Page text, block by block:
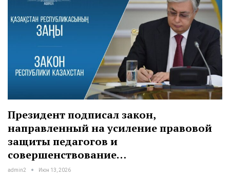
Президент подписал закон,
направленный на усиление правовой
защиты педагогов и
совершенствование…
admin2 Июн 13, 2026